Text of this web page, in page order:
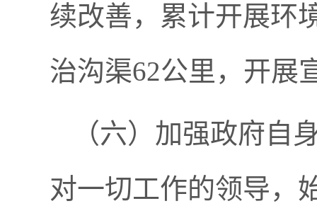
续改善，累计开展环
治沟渠62公里，开展
（六）加强政府自
对一切工作的领导，